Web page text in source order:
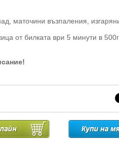
маточини възпаления,
от билката ври 5 минути в